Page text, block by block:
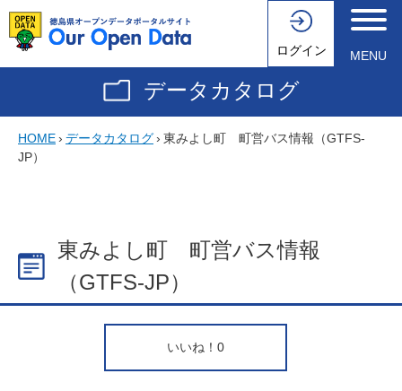
ログイン MENU
データカタログ
HOME› データカタログ› 東みよし町 町営バス情報（GTFS-
JP）
東みよし町 町営バス情報
（GTFS-JP）
いいね！ 0